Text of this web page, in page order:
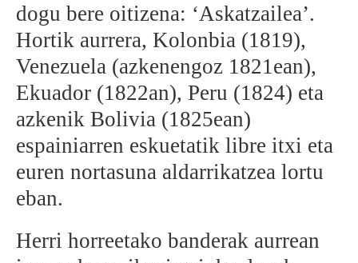
dogu bere oitizena: ‘Askatzailea’.
Hortik aurrera, Kolonbia (1819),
Venezuela (azkenengoz 1821ean),
Ekuador (1822an), Peru (1824) eta
azkenik Bolivia (1825ean)
espainiarren eskuetatik libre itxi eta
euren nortasuna aldarrikatzea lortu
eban.
Herri horreetako banderak aurrean